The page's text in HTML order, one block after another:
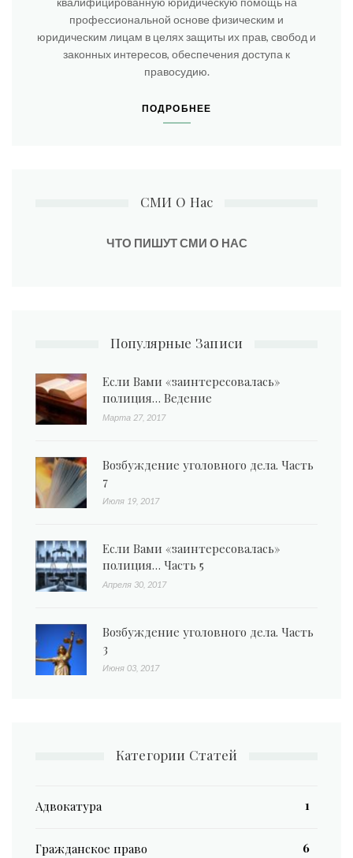
профессиональной основе физическим и
юридическим лицам в целях защиты их прав, свобод и
законных интересов, обеспечения доступа к
правосудию.
ПОДРОБНЕЕ
СМИ О Нас
ЧТО ПИШУТ СМИ О НАС
Популярные Записи
Если Вами «заинтересовалась»
полиция… Ведение
Марта 27, 2017
Возбуждение уголовного дела. Часть
7
Июля 19, 2017
Если Вами «заинтересовалась»
полиция… Часть 5
Апреля 30, 2017
Возбуждение уголовного дела. Часть
3
Июня 03, 2017
Категории Статей
Адвокатура 1
Гражданское право 6